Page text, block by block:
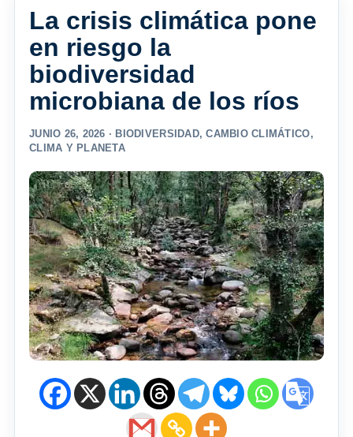
La crisis climática pone
en riesgo la
biodiversidad
microbiana de los ríos
JUNIO 26, 2026 · BIODIVERSIDAD,CAMBIO CLIMÁTICO,
CLIMA Y PLANETA